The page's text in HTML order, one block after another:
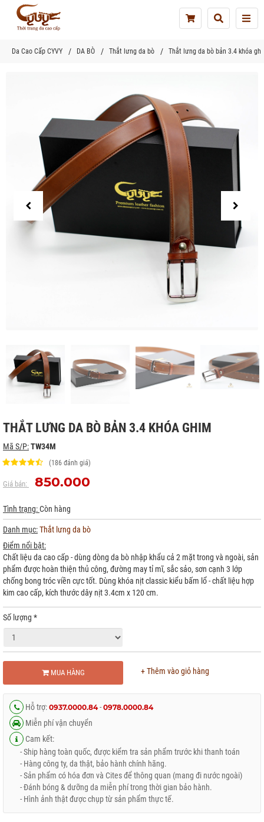
Da Cao Cấp CYVY DA BÒ Thắt lưng da bò Thắt lưng da bò bản 3.4 khóa
THẮT LƯNG DA BÒ BẢN 3.4 KHÓA GHIM
Mã S/P:TW34M
(186 đánh giá)
Giá bán: 850.000
Tình trạng:Còn hàng
Danh mục:Thắt lưng da bò
Điểm nổi bật:
Chất liệu da cao cấp - dùng dòng da bò nhập khẩu cả 2 mặt trong và ngoài, sản
phẩm được hoàn thiện thủ công, đường may tỉ mĩ, sắc sảo, sơn cạnh 3 lớp
chống bong tróc viền cực tốt. Dùng khóa nịt classic kiểu bấm lổ - chất liệu hợp
kim cao cấp, kích thước dây nịt 3.4cm x 120 cm.
Số lượng *
MUA HÀNG + Thêm vào giỏ hàng
Hỗ trợ: 0937.0000.84- 0978.0000.84
Miễn phí vận chuyển
Cam kết:
- Ship hàng toàn quốc, được kiểm tra sản phẩm trước khi thanh toán
- Hàng công ty, da thật, bảo hành chính hãng.
- Sản phẩm có hóa đơn và Cites để thông quan (mang đi nước ngoài)
- Đánh bóng & dưỡng da miễn phí trong thời gian bảo hành.
- Hình ảnh thật được chụp từ sản phẩm thực tế.